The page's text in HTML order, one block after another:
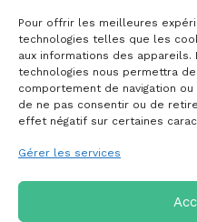
Pour offrir les meilleures
technologies telles que les
aux informations des
technologies nous permettra
comportement de navigation
de ne pas consentir ou de
effet négatif sur certaines
Gérer les services
Revue
Avis et mémoires
Autres publications
NOUS JOINDRE
Politique de confidentialité
Politique de cookies (CA)